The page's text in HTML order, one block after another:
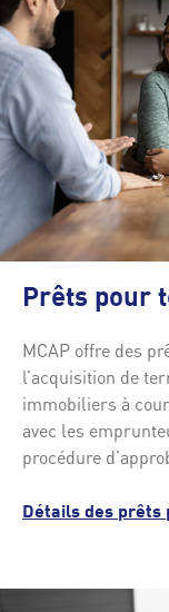
Prêts pour
MCAP offre des
l’acquisition de
immobiliers à
avec les
procédure
Détails des prêts